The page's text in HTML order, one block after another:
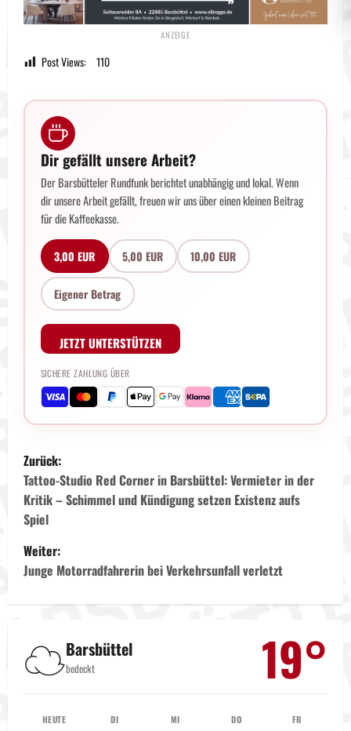
Post Views: 110
Dir gefällt unsere Arbeit?
Der Barsbütteler Rundfunk berichtet unabhängig und lokal. Wenn
dir unsere Arbeit gefällt, freuen wir uns über einen kleinen Beitrag
für die Kaffeekasse.
3,00 EUR 5,00 EUR 10,00 EUR
Eigener Betrag
JETZT UNTERSTÜTZEN
SICHERE ZAHLUNG ÜBER
B
e
i
t
r
g
s
Zurück:
Tattoo-Studio Red Corner in Barsbüttel: Vermieter in der
Kritik – Schimmel und Kündigung setzen Existenz aufs
Spiel
Weiter:
Junge Motorradfahrerin bei Verkehrsunfall verletzt
☁️Barsbüttel
bedeckt 19°
HEUTE DI MI DO FR